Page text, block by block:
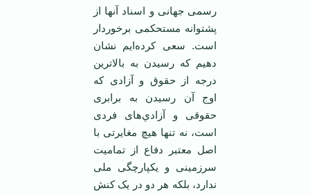
رسمی جهانی و اسناد آنها از
پشتوانه مستحکمی برخوردار
است. سعی کرده‌ايم نشان
دهيم که رسيدن به بالاترين
درجه از حقوق و آزادی که
اوج آن رسيدن به برابری
حقوقی و آزادي‌های فردی
است، نه تنها هيچ مغايرتی با
اصل معتبر دفاع از تماميت
سرزمينی و يکپارچگی ملی
ندارد، بلکه هر دو در يک کنش